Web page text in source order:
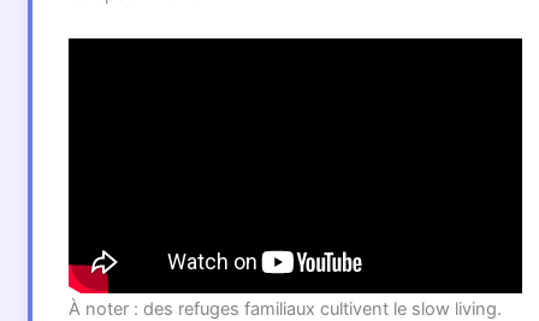
À noter : des refuges familiaux cultivent le slow living.